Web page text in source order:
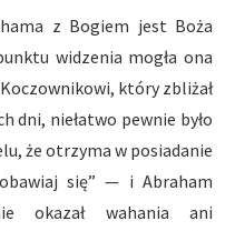
z Bogiem jest Boża
widzenia mogła ona
który zbliżał
dni, niełatwo pewnie było
że otrzyma w posiadanie
się” — i Abraham
okazał wahania ani